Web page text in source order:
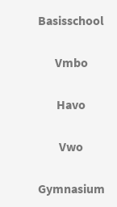
Basisschool
Vmbo
Havo
Vwo
Gymnasium